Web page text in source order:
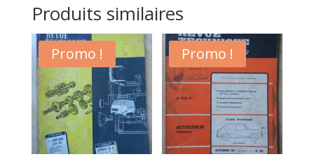
Produits similaires
Promo ! Promo !